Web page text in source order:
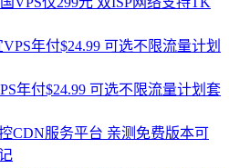
年付$24.99 可选不限流量计划套